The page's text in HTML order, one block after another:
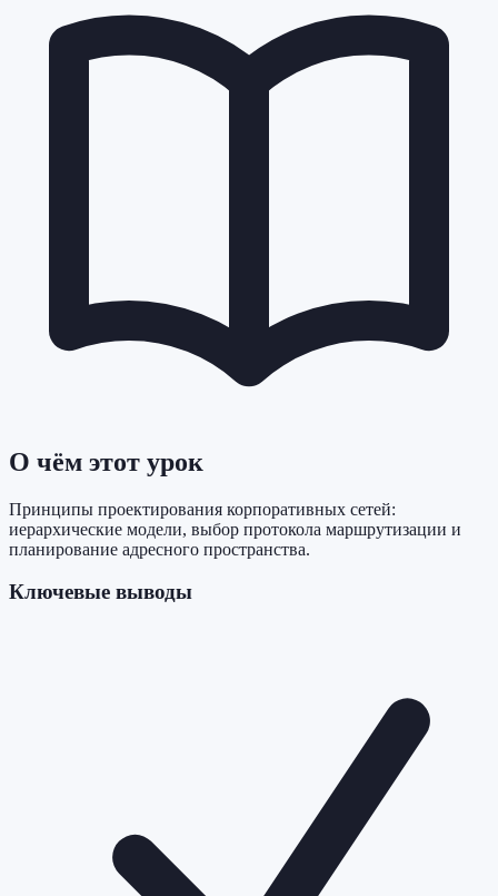
О чём этот урок
Принципы проектирования корпоративных сетей:
иерархические модели, выбор протокола маршрутизации и
планирование адресного пространства.
Ключевые выводы